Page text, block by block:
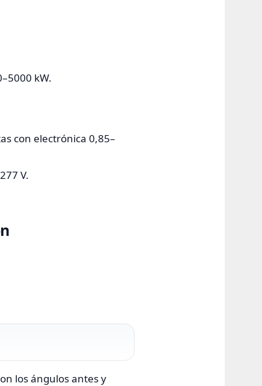
kW.
con electrónica 0,85–
V.
los ángulos antes y